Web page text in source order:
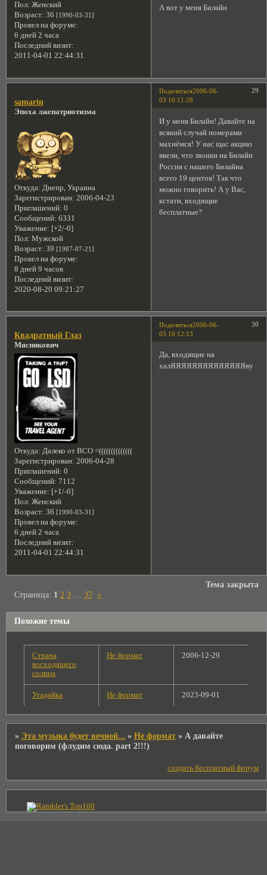
Пол: Женский
Возраст: 36 [1990-03-31]
Провел на форуме:
6 дней 2 часа
Последний визит:
2011-04-01 22:44:31
А вот у меня Билайн
Поделиться 29
2006-06-
03 16:11:28
samarin
Эпоха лжепатриотизма
Откуда: Днепр, Украина
Зарегистрирован: 2006-04-23
Приглашений: 0
Сообщений: 6331
Уважение: [+2/-0]
Пол: Мужской
Возраст: 39 [1987-07-21]
Провел на форуме:
8 дней 9 часов
Последний визит:
2020-08-20 09:21:27
И у меня Билайн! Давайте на
всякий случай номерами
махнёмся! У нас щас акцию
ввели, что звонки на Билайн
Россия с нашего Билайна
всего 19 центов! Так что
можно говорить! А у Вас,
кстати, входящие
бесплатные?
Поделиться 30
2006-06-
03 16:12:13
Квадратный Глаз
Мясникович
Откуда: Далеко от ВСО =((((((((((((((
Зарегистрирован: 2006-04-28
Приглашений: 0
Сообщений: 7112
Уважение: [+1/-0]
Пол: Женский
Возраст: 36 [1990-03-31]
Провел на форуме:
6 дней 2 часа
Последний визит:
2011-04-01 22:44:31
Да, входящие на
халЯЯЯЯЯЯЯЯЯЯЯЯЯЯву
Тема закрыта
Страница: 1 2 3 37 »
Похожие темы
Страна
восходящего
солнца
Не формат 2006-12-29
Угадайка Не формат 2023-09-01
» Эта музыка будет вечной... »Не формат » А давайте
поговорим (флудим сюда. part 2!!!)
создать бесплатный форум